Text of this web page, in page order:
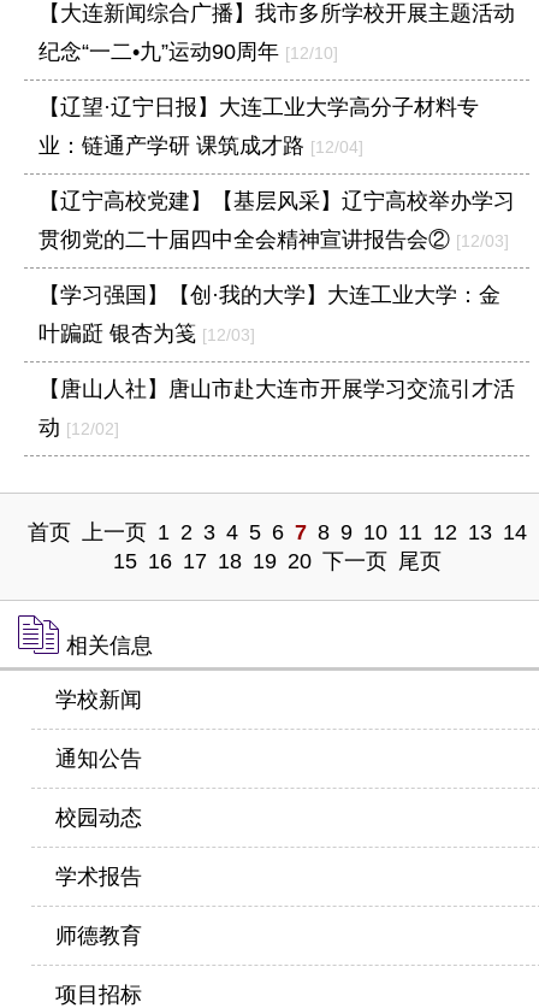
【大连新闻综合广播】我市多所学校开展主题活动
纪念“一二•九”运动90周年 [12/10]
【辽望·辽宁日报】大连工业大学高分子材料专
业：链通产学研 课筑成才路 [12/04]
【辽宁高校党建】【基层风采】辽宁高校举办学习
贯彻党的二十届四中全会精神宣讲报告会② [12/03]
【学习强国】【创·我的大学】大连工业大学：金
叶蹁跹 银杏为笺 [12/03]
【唐山人社】唐山市赴大连市开展学习交流引才活
动 [12/02]
首页 上一页 1 2 3 4 5 6 7 8 9 10 11 12 13 14
15 16 17 18 19 20 下一页 尾页
相关信息
学校新闻
通知公告
校园动态
学术报告
师德教育
项目招标